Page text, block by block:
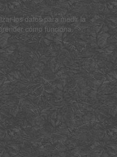
los datos para medir la
cómo funciona.